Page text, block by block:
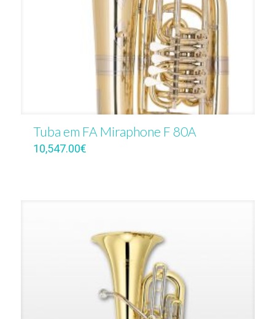
Tuba em FA Miraphone F 80A
10,547.00€